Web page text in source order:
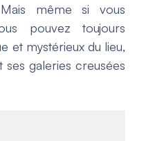
Mais même si vous
pouvez toujours
et mystérieux du lieu,
galeries creusées